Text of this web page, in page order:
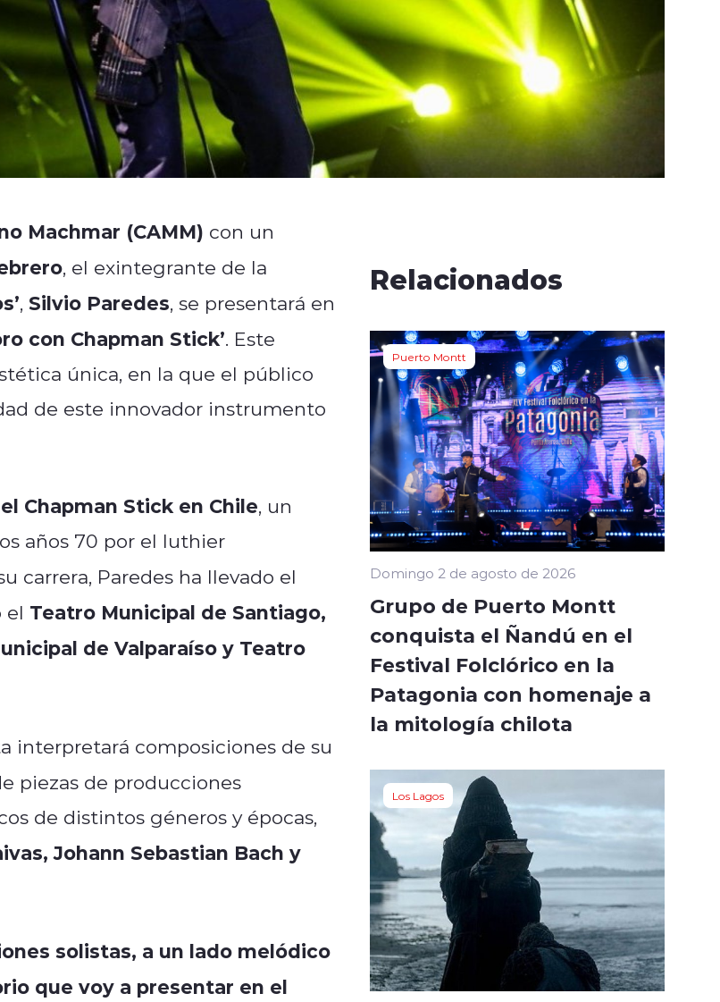
Machmar (CAMM) con un
, el exintegrante de la
, Silvio Paredes, se presentará en
con Chapman Stick’. Este
única, en la que el público
de este innovador instrumento
Chapman Stick en Chile, un
años 70 por el luthier
carrera, Paredes ha llevado el
el Teatro Municipal de Santiago,
de Valparaíso y Teatro
interpretará composiciones de su
piezas de producciones
de distintos géneros y épocas,
Johann Sebastian Bach y
solistas, a un lado melódico
que voy a presentar en el
Relacionados
Puerto Montt
Domingo 2 de agosto de 2026
Grupo de Puerto Montt
conquista el Ñandú en el
Festival Folclórico en la
Patagonia con homenaje a
la mitología chilota
Los Lagos